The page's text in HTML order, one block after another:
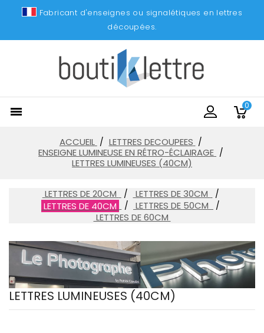
Fabricant d'enseignes ou signalétiques en lettres
découpées.
 0
ACCUEIL
LETTRES DECOUPEES
ENSEIGNE LUMINEUSE EN RÉTRO-ÉCLAIRAGE
LETTRES LUMINEUSES (40CM)
LETTRES DE 20CM
LETTRES DE 30CM
LETTRES DE 40CM
LETTRES DE 50CM
LETTRES DE 60CM
LETTRES LUMINEUSES (40CM)